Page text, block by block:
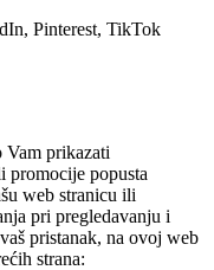
Pinterest, TikTok
Vam prikazati
promocije popusta
web stranicu ili
pri pregledavanju i
pristanak, na ovoj web
strana: